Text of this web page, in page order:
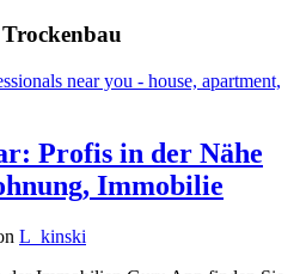
Trockenbau
Profis in der Nähe
Immobilie
L_kinski